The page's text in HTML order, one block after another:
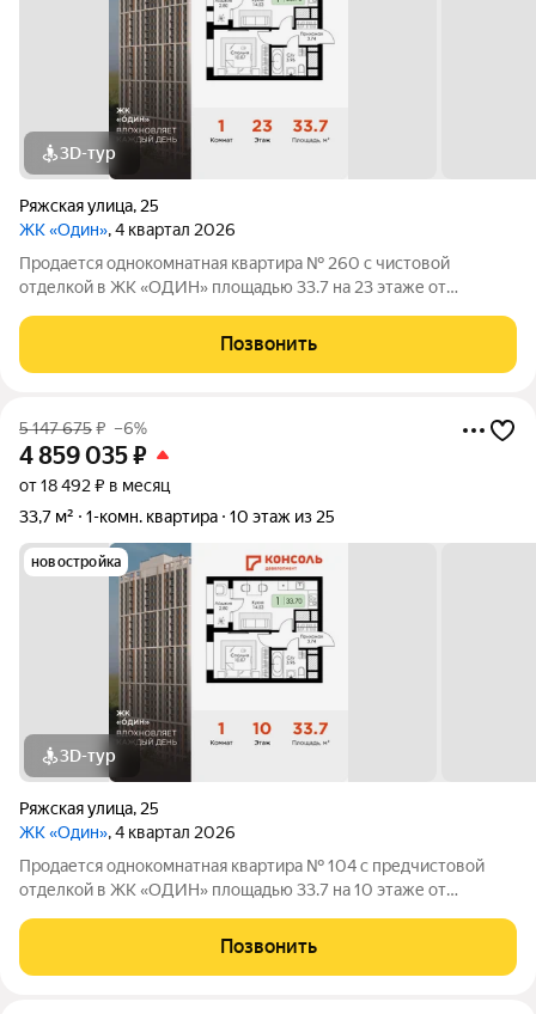
3D-тур
Ряжская улица, 25
ЖК «Один», 4 квартал 2026
Продается однокомнатная квартира № 260 с чистовой
отделкой в ЖК «ОДИН» площадью 33.7 на 23 этаже от
Позвонить
5 147 675₽ –6%
4 859 035₽
от 18 492 ₽ в месяц
33,7 м²
1-комн. квартира 10 этаж из 25
новостройка
3D-тур
Ряжская улица, 25
ЖК «Один», 4 квартал 2026
Продается однокомнатная квартира № 104 с предчистовой
отделкой в ЖК «ОДИН» площадью 33.7 на 10 этаже от
Позвонить